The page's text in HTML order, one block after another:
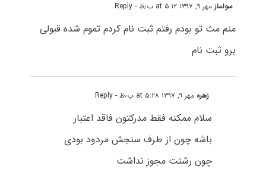
سولمازمهر ۹, ۱۳۹۷ at ۵:۱۲ ب٫ظ - Reply
منم مث تو بودم رفتم ثبت نام کردم تموم شده قبولی
برو ثبت نام
زهره مهر ۹, ۱۳۹۷ at ۵:۲۸ ب٫ظ - Reply
سلام ممکنه فقط مدرکتون فاقد اعتبار
باشه چون از طرف سنجش مردود بودی
چون رشتت مجوز نداشت